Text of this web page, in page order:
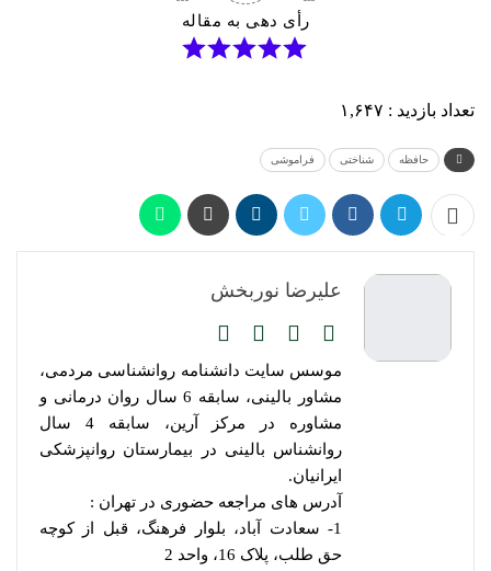
رأی دهی به مقاله
تعداد بازدید : ۱,۶۴۷
حافظه شناختی فراموشی
علیرضا نوربخش
موسس سایت دانشنامه روانشناسی مردمی،
مشاور بالینی، سابقه 6 سال روان درمانی و
مشاوره در مرکز آرین، سابقه 4 سال
روانشناس بالینی در بیمارستان روانپزشکی
ایرانیان.
آدرس های مراجعه حضوری در تهران :
1- سعادت آباد، بلوار فرهنگ، قبل از کوچه
حق طلب، پلاک 16، واحد 2